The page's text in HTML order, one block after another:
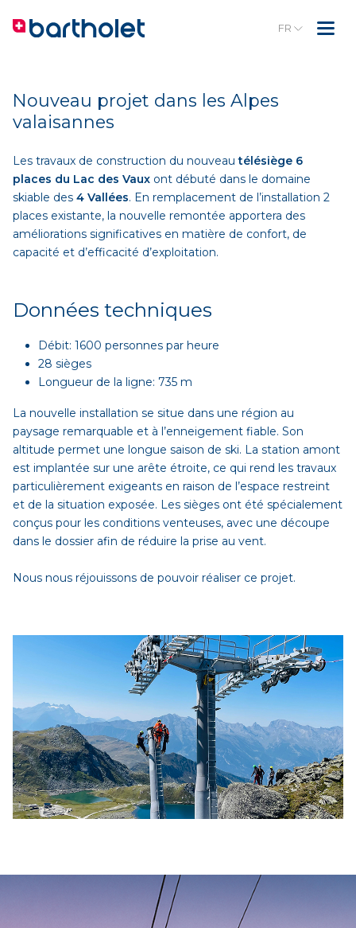
FR
Nouveau projet dans les Alpes
valaisannes
Les travaux de construction du nouveautélésiège 6
places du Lac des Vaux ont débuté dans le domaine
skiable des 4 Vallées. En remplacement de l’installation 2
places existante, la nouvelle remontée apportera des
améliorations significatives en matière de confort, de
capacité et d’efficacité d’exploitation.
Données techniques
Débit: 1600 personnes par heure
28 sièges
Longueur de la ligne: 735 m
La nouvelle installation se situe dans une région au
paysage remarquable et à l’enneigement fiable. Son
altitude permet une longue saison de ski. La station amont
est implantée sur une arête étroite, ce qui rend les travaux
particulièrement exigeants en raison de l’espace restreint
et de la situation exposée. Les sièges ont été spécialement
conçus pour les conditions venteuses, avec une découpe
dans le dossier afin de réduire la prise au vent.
Nous nous réjouissons de pouvoir réaliser ce projet.